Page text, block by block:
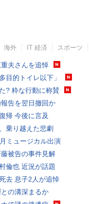
海外 IT 経済 スポーツ
夫さんを追悼
目的トイレ以下」
? 粋な行動に称賛
告を翌日撤回か
帰 今後に言及
乗り越えた悲劇
ミュージカル出演
被告の事件見解
倫也 近況が話題
去 息子2人が追悼
の溝深まるか